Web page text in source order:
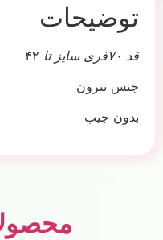
توضیحات
قد ۷۰فری سایز تا
۴۲
جنس تترون
بدون جیب